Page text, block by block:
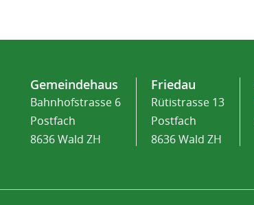
Gemeindehaus
Bahnhofstrasse 6
Postfach
8636 Wald ZH
Friedau
Rütistrasse 13
Postfach
8636 Wald ZH